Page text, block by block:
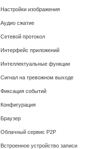
Настройки изображения
Аудио сжатие
Сетевой протокол
Интерфейс приложений
Интеллектуальные функции
Сигнал на тревожном выходе
Фиксация событий
Конфигурация
Браузер
Облачный сервис P2P
Встроенное устройство записи